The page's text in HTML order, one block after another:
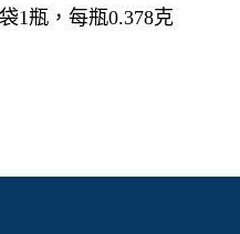
1瓶，每瓶0.378克